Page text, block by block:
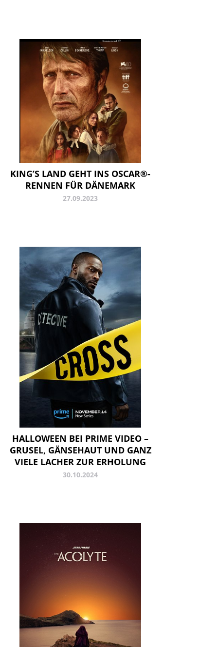
KING’S LAND GEHT INS OSCAR®-
RENNEN FÜR DÄNEMARK
27.09.2023
HALLOWEEN BEI PRIME VIDEO –
GRUSEL, GÄNSEHAUT UND GANZ
VIELE LACHER ZUR ERHOLUNG
30.10.2024